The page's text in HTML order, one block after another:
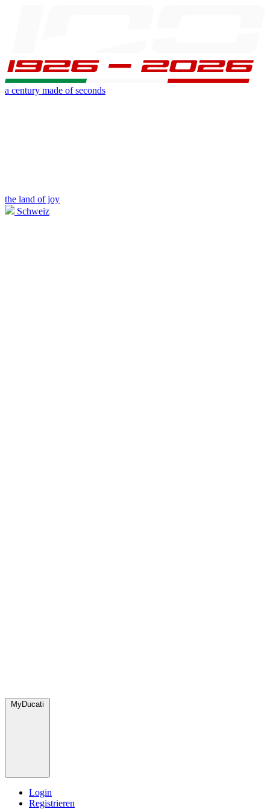
a century made of seconds
the land of joy
Schweiz
MyDucati
Login
Registrieren